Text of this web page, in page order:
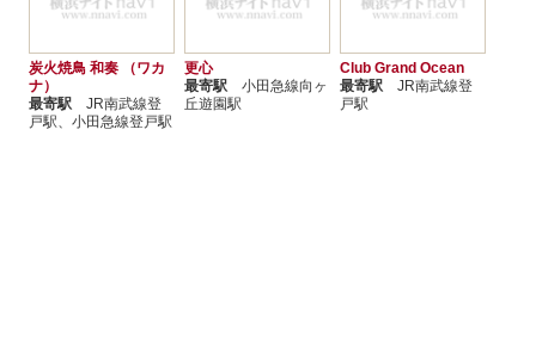
炭火焼鳥 和奏 （ワカ
ナ）
最寄駅 JR南武線登
戸駅、小田急線登戸駅
更心
最寄駅 小田急線向ヶ
丘遊園駅
Club Grand Ocean
最寄駅 JR南武線登
戸駅